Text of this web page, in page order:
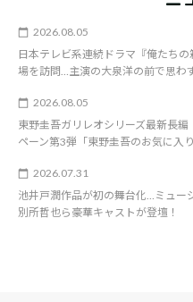
2026.08.05
日本テレビ系連続ドラマ『俺たち
場を訪問…主演の大泉洋の前で思わ
2026.08.05
東野圭吾ガリレオシリーズ最新長
ペーン第3弾「東野圭吾のお気に入
2026.07.31
池井戸潤作品が初の舞台化…ミュー
別所哲也ら豪華キャストが登壇！